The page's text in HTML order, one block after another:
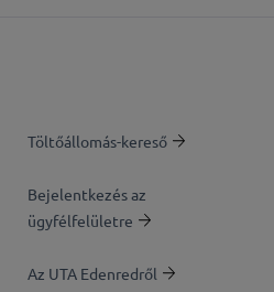
Töltőállomás-kereső
Bejelentkezés az
ügyfélfelületre
Az UTA Edenredről